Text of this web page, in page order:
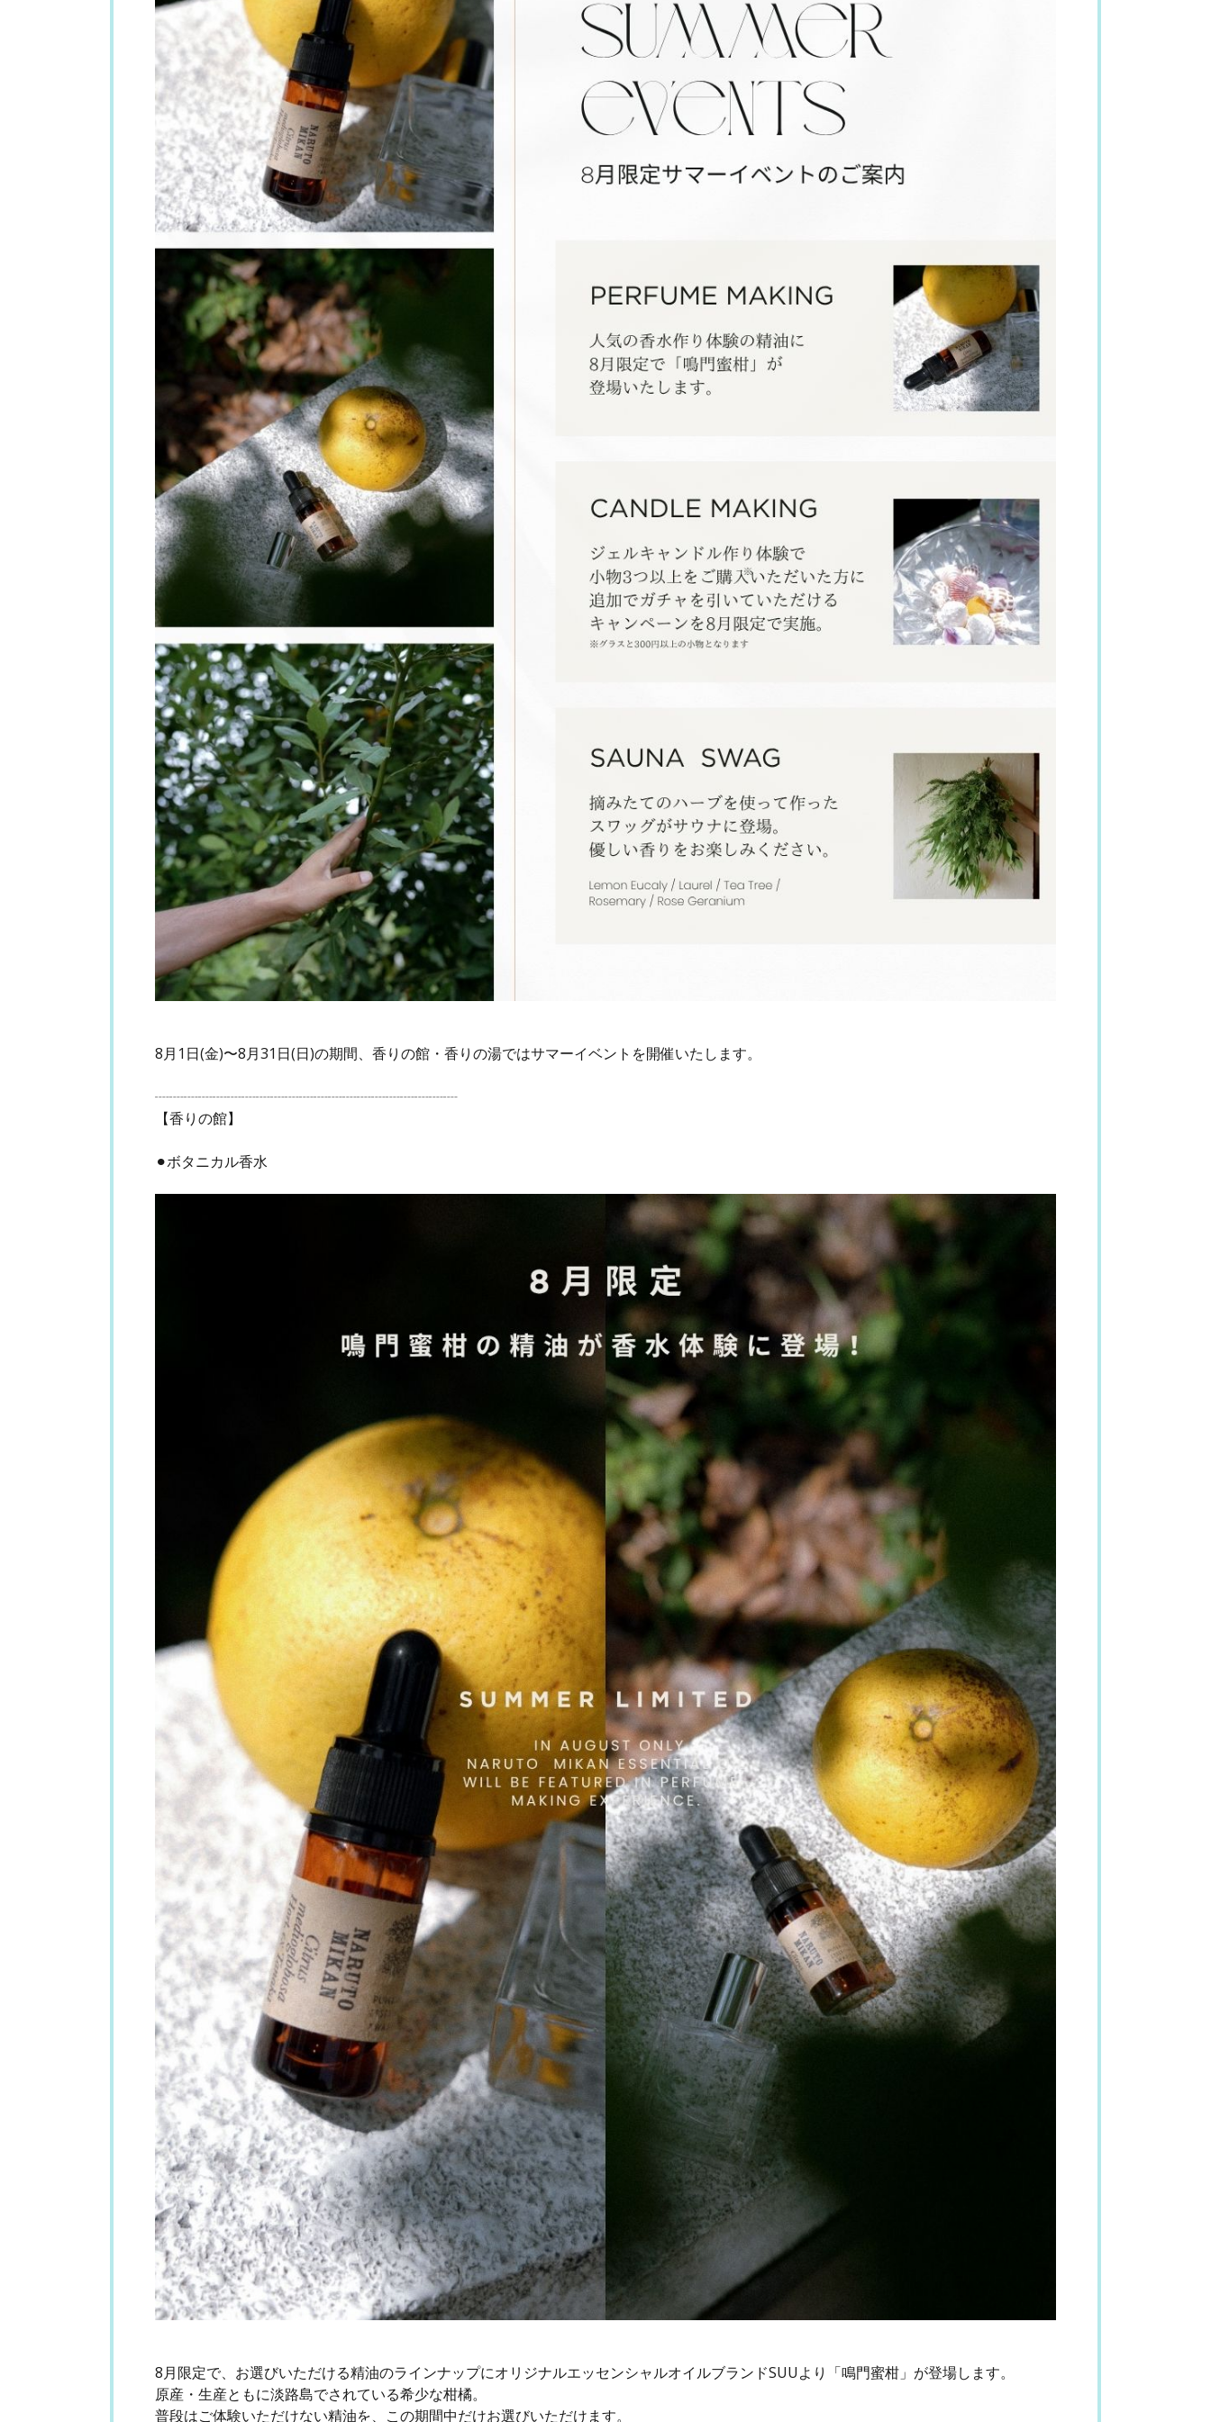
8月1日(金)〜8月31日(日)の期間、香りの館・香りの湯ではサマーイベントを開催いたします。
┈┈┈┈┈┈┈┈┈┈┈┈┈┈┈┈┈┈┈┈┈
【香りの館】
⚫︎ボタニカル香水
8月限定で、お選びいただける精油のラインナップにオリジナルエッセンシャルオイルブランドSUUより「鳴門蜜柑」が登場します。
原産・生産ともに淡路島でされている希少な柑橘。
普段はご体験いただけない精油を、この期間中だけお選びいただけます。